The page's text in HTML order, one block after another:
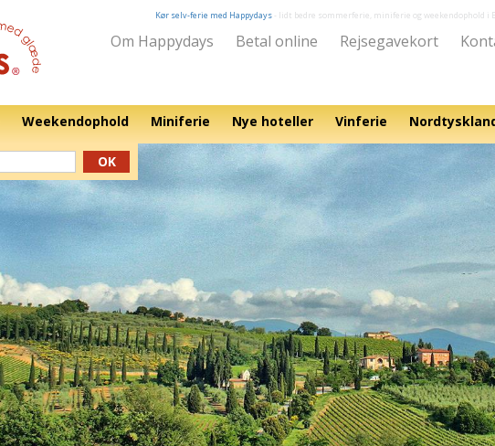
Kør selv-ferie med Happydays - lidt bedre sommerferie, miniferie og weekendophold i
Om Happydays Betal online Rejsegavekort
Weekendophold Miniferie Nye hoteller Vinferie
OK